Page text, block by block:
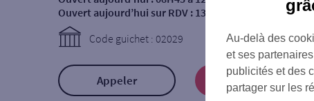
Ouvert aujourd’hui sur RDV : 13H30 à 18H00
Code guichet : 02029
Appeler Prendre RDV
Au-delà des
et ses
publicités et des
partager sur les